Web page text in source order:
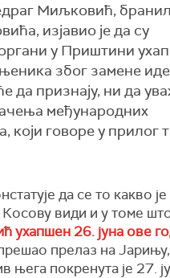
Миљковић,
изјавио је да су
у Приштини
због замене
да признају, ни да
међународних
који говоре у прилог
да се то какво
види и у томе
ухапшен 26. јуна ове
прелаз на Јарињу,
њега покренута је 27.